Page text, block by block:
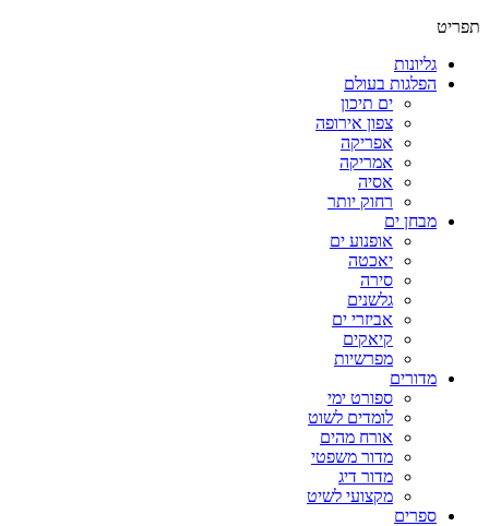
תפריט
גליונות
הפלגות בעולם
ים תיכון
צפון אירופה
אפריקה
אמריקה
אסיה
רחוק יותר
מבחן ים
אופנוע ים
יאכטה
סירה
גלשנים
אביזרי ים
קיאקים
מפרשיות
מדורים
ספורט ימי
לומדים לשוט
אורח מהים
מדור משפטי
מדור דיג
מקצועי לשיט
ספרים